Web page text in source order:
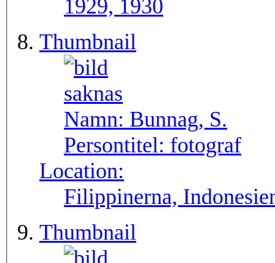
1929, 1930
Thumbnail
Namn: Bunnag, S.
Persontitel: fotograf
Location:
Filippinerna,
Thumbnail